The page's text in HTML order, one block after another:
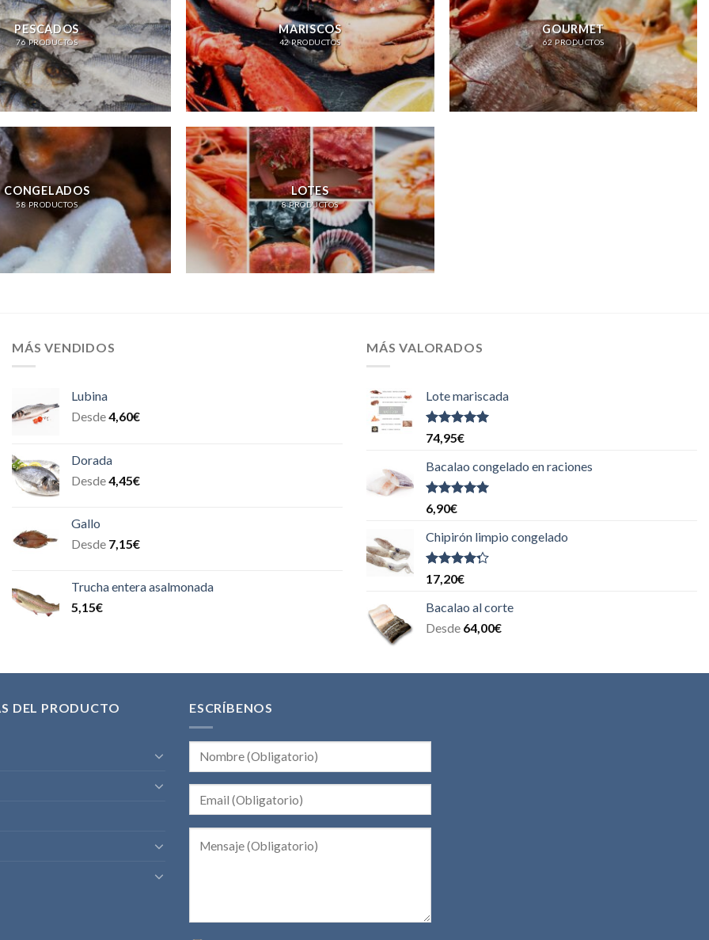
PESCADOS
76 PRODUCTOS
MARISCOS
42 PRODUCTOS
GOURMET
62 PRODUCTOS
CONGELADOS
58 PRODUCTOS
LOTES
8 PRODUCTOS
MÁS VENDIDOS
Lubina
Desde4,60€
Dorada
Desde4,45€
Gallo
Desde 7,15€
Trucha entera asalmonada
5,15€
MÁS VALORADOS
Lote mariscada
Valorado
con
5
74,95€
Bacalao congelado en raciones
Valorado
con
5
6,90€
Chipirón limpio congelado
Valorado
con
de 5
17,20€
Bacalao al corte
Desde 64,00€
DEL PRODUCTO ESCRÍBENOS